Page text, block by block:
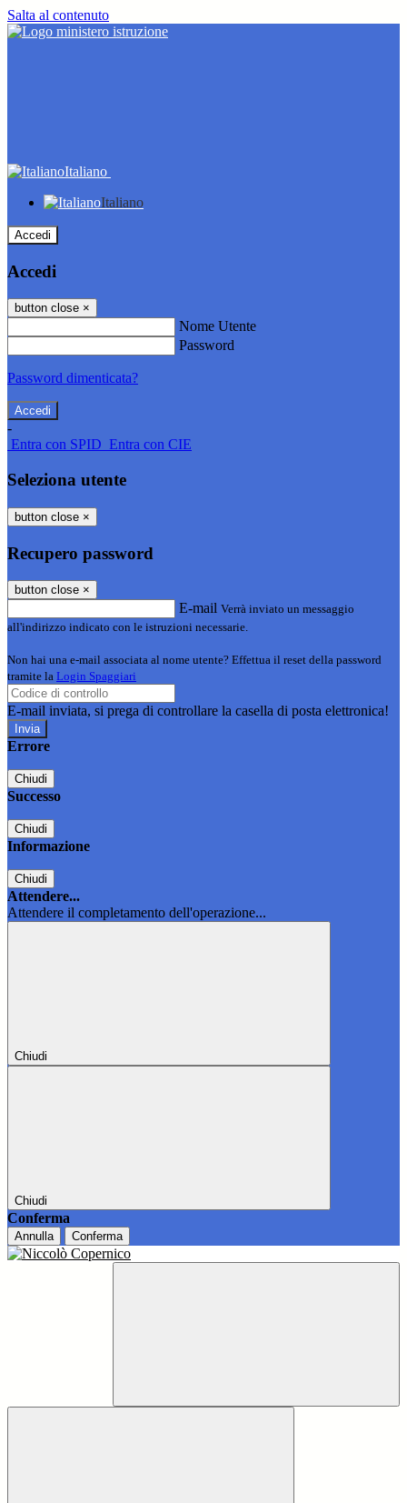
Salta al contenuto
Italiano
Italiano
Accedi
Accedi
button close ×
Nome Utente
Password
Password dimenticata?
-
Entra con SPID Entra con CIE
Seleziona utente
button close ×
Recupero password
button close ×
E-mail Verrà inviato un messaggio
all'indirizzo indicato con le istruzioni necessarie.
Non hai una e-mail associata al nome utente? Effettua il reset della password
tramite la Login Spaggiari
E-mail inviata, si prega di controllare la casella di posta elettronica!
Errore
Chiudi
Successo
Chiudi
Informazione
Chiudi
Attendere...
Attendere il completamento dell'operazione...
Chiudi
Chiudi
Conferma
Annulla Conferma